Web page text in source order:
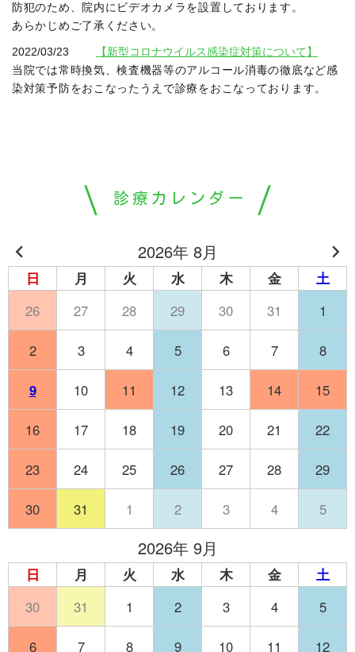
防犯のため、院内にビデオカメラを設置しております。
あらかじめご了承ください。
2022/03/23
【新型コロナウイルス感染症対策について】
当院では常時換気、検査機器等のアルコール消毒の徹底など感
染対策予防をおこなったうえで診療をおこなっております。
診療カレンダー
2026年 8月
日 月 火 水 木 金
土
26
27 28 29 30 31 1
2 3 4 5 6 7 8
9 10 11 12 13 14 15
16 17 18 19 20 21 22
23 24 25 26 27 28 29
30 31 1 2 3 4 5
2026年 9月
日 月 火 水 木 金
土
30
31 1 2 3 4 5
6 7 8 9 10 11 12